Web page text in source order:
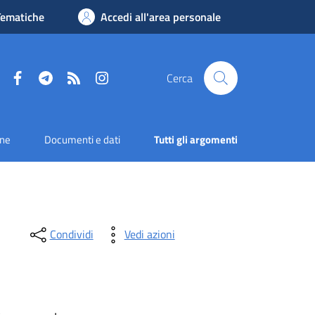
Accedi all'area personale
FacebookTelegramRSS Cerca
Documenti e dati Tutti gli argomenti
Condividi Vedi azioni